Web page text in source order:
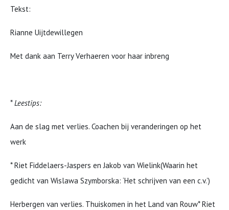
Tekst:
Rianne Uijtdewillegen
Met dank aan Terry Verhaeren voor haar inbreng
*Leestips:
Aan de slag met verlies. Coachen bij veranderingen op het
werk
* Riet Fiddelaers-Jaspers en Jakob van Wielink(Waarin het
gedicht van Wislawa Szymborska: ‘Het schrijven van een c.v.’)
Herbergen van verlies. Thuiskomen in het Land van Rouw* Riet